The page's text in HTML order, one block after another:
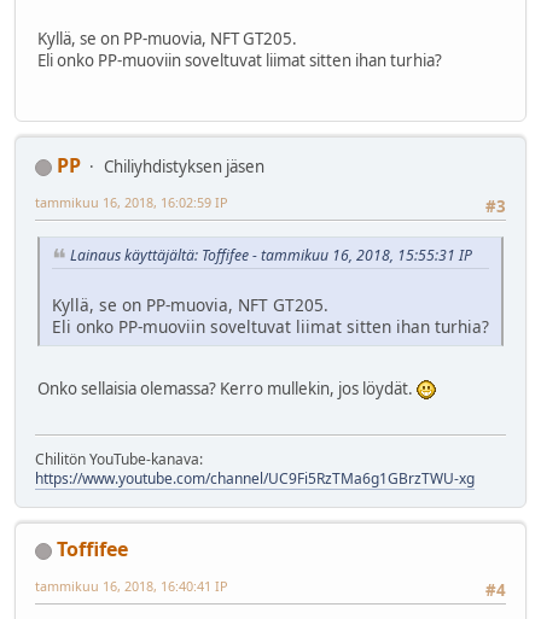
Kyllä, se on PP-muovia, NFT GT205.
Eli onko PP-muoviin soveltuvat liimat sitten ihan turhia?
PP
Chiliyhdistyksen jäsen
#3
tammikuu 16, 2018, 16:02:59 IP
Lainaus käyttäjältä: Toffifee - tammikuu 16, 2018, 15:55:31 IP
Kyllä, se on PP-muovia, NFT GT205.
Eli onko PP-muoviin soveltuvat liimat sitten ihan turhia?
Onko sellaisia olemassa? Kerro mullekin, jos löydät.
Chilitön YouTube-kanava:
https://www.youtube.com/channel/UC9Fi5RzTMa6g1GBrzTWU-xg
Toffifee
#4
tammikuu 16, 2018, 16:40:41 IP